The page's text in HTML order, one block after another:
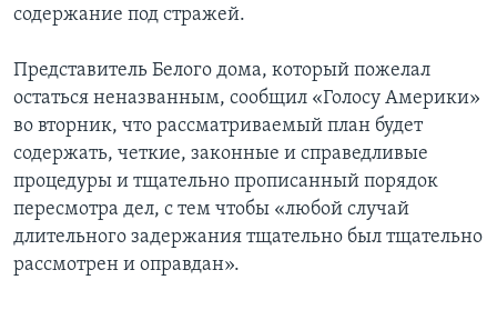
содержание под стражей.
Представитель Белого дома, который пожелал
остаться неназванным, сообщил «Голосу Америки»
во вторник, что рассматриваемый план будет
содержать, четкие, законные и справедливые
процедуры и тщательно прописанный порядок
пересмотра дел, с тем чтобы «любой случай
длительного задержания тщательно был тщательно
рассмотрен и оправдан».